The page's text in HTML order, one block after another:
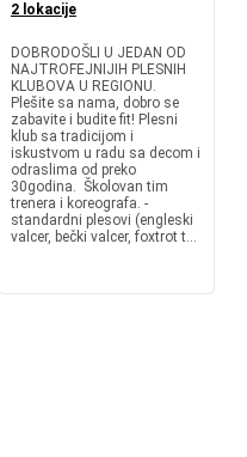
2 lokacije
DOBRODOŠLI U JEDAN OD
NAJTROFEJNIJIH PLESNIH
KLUBOVA U REGIONU.
Plešite sa nama, dobro se
zabavite i budite fit! Plesni
klub sa tradicijom i
iskustvom u radu sa decom i
odraslima od preko
30godina. Školovan tim
trenera i koreografa. -
standardni plesovi (engleski
valcer, bečki valcer, foxtrot t...